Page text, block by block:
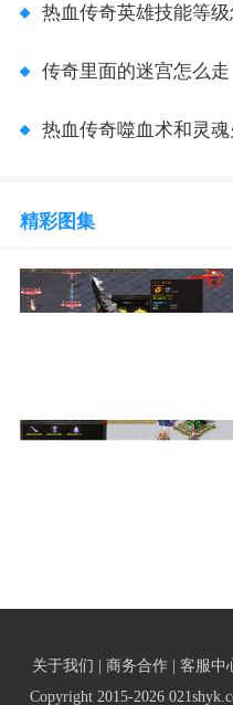
热血传奇英雄技能等
传奇里面的迷宫怎么走
热血传奇噬血术和灵
精彩图集
关于我们 | 商务合作 | 客服
Copyright 2015-2026